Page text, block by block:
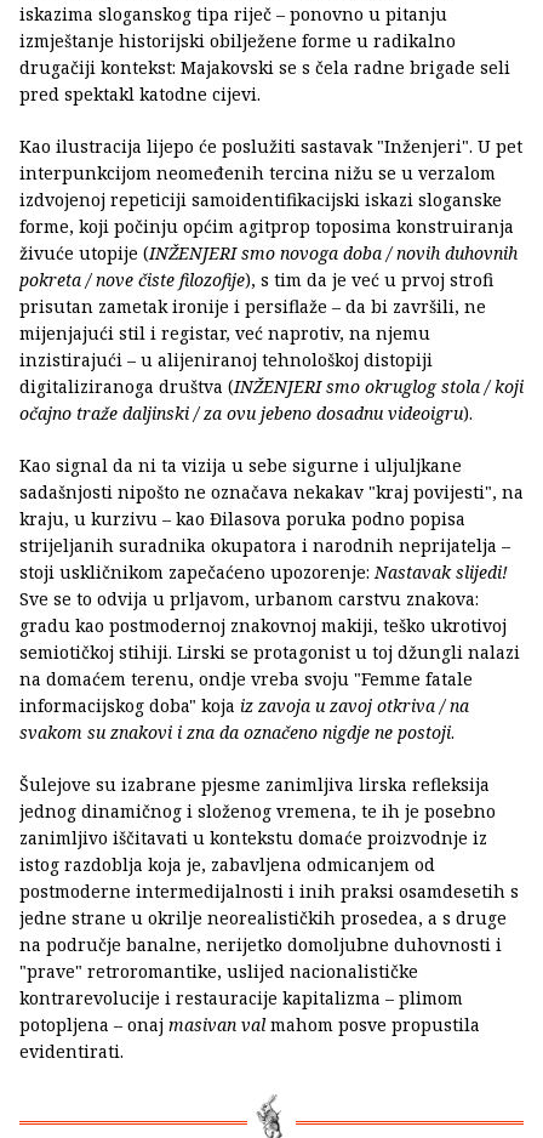
iskazima sloganskog tipa riječ – ponovno u pitanju
izmještanje historijski obilježene forme u radikalno
drugačiji kontekst: Majakovski se s čela radne brigade seli
pred spektakl katodne cijevi.
Kao ilustracija lijepo će poslužiti sastavak "Inženjeri". U pet
interpunkcijom neomeđenih tercina nižu se u verzalom
izdvojenoj repeticiji samoidentifikacijski iskazi sloganske
forme, koji počinju općim agitprop toposima konstruiranja
živuće utopije (INŽENJERI smo novoga doba / novih duhovnih
pokreta / nove čiste filozofije), s tim da je već u prvoj strofi
prisutan zametak ironije i persiflaže – da bi završili, ne
mijenjajući stil i registar, već naprotiv, na njemu
inzistirajući – u alijeniranoj tehnološkoj distopiji
digitaliziranoga društva (INŽENJERI smo okruglog stola / koji
očajno traže daljinski / za ovu jebeno dosadnu videoigru).
Kao signal da ni ta vizija u sebe sigurne i uljuljkane
sadašnjosti nipošto ne označava nekakav "kraj povijesti", na
kraju, u kurzivu – kao Đilasova poruka podno popisa
strijeljanih suradnika okupatora i narodnih neprijatelja –
stoji uskličnikom zapečaćeno upozorenje: Nastavak slijedi!
Sve se to odvija u prljavom, urbanom carstvu znakova:
gradu kao postmodernoj znakovnoj makiji, teško ukrotivoj
semiotičkoj stihiji. Lirski se protagonist u toj džungli nalazi
na domaćem terenu, ondje vreba svoju "Femme fatale
informacijskog doba" koja iz zavoja u zavoj otkriva / na
svakom su znakovi i zna da označeno nigdje ne postoji.
Šulejove su izabrane pjesme zanimljiva lirska refleksija
jednog dinamičnog i složenog vremena, te ih je posebno
zanimljivo iščitavati u kontekstu domaće proizvodnje iz
istog razdoblja koja je, zabavljena odmicanjem od
postmoderne intermedijalnosti i inih praksi osamdesetih s
jedne strane u okrilje neorealističkih prosedea, a s druge
na područje banalne, nerijetko domoljubne duhovnosti i
"prave" retroromantike, uslijed nacionalističke
kontrarevolucije i restauracije kapitalizma – plimom
potopljena – onaj masivan val mahom posve propustila
evidentirati.